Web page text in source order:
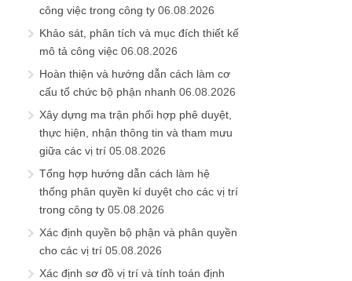
công việc trong công ty 06.08.2026
Khảo sát, phân tích và mục đích thiết kế
mô tả công việc 06.08.2026
Hoàn thiện và hướng dẫn cách làm cơ
cấu tổ chức bộ phận nhanh 06.08.2026
Xây dựng ma trận phối hợp phê duyệt,
thực hiện, nhận thông tin và tham mưu
giữa các vị trí 05.08.2026
Tổng hợp hướng dẫn cách làm hệ
thống phân quyền kí duyệt cho các vị trí
trong công ty 05.08.2026
Xác định quyền bộ phận và phân quyền
cho các vị trí 05.08.2026
Xác định sơ đồ vị trí và tính toán định